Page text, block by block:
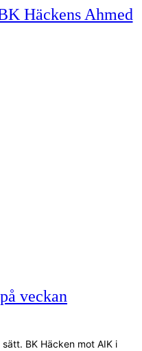
Häckens Ahmed
veckan
BK Häcken mot AIK i